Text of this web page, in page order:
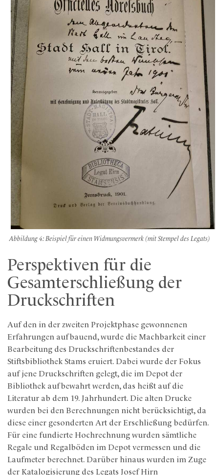
Abbildung 4: Beispiel für einen Widmungsvermerk (mit Stempel des Legats)
Perspektiven für die
Gesamterschließung der
Druckschriften
Auf den in der zweiten Projektphase gewonnenen
Erfahrungen aufbauend, wurde die Machbarkeit einer
Bearbeitung des Druckschriftenbestandes der
Stiftsbibliothek Stams eruiert. Dabei wurde der Fokus
auf jene Druckschriften gelegt, die im Depot der
Bibliothek aufbewahrt werden, das heißt auf die
Literatur ab dem 19. Jahrhundert. Die alten Drucke
wurden bei den Berechnungen nicht berücksichtigt, da
diese einer gesonderten Art der Erschließung bedürfen.
Für eine fundierte Hochrechnung wurden sämtliche
Regale und Regalböden im Depot vermessen und die
Laufmeter berechnet. Darüber hinaus wurden im Zuge
der Katalogisierung des Legats Josef Hirn